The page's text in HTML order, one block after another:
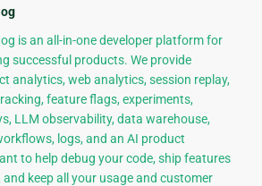
is an all-in-one developer platform for
successful products. We provide
analytics, web analytics, session replay,
feature flags, experiments,
LLM observability, data warehouse,
logs, and an AI product
to help debug your code, ship features
and keep all your usage and customer